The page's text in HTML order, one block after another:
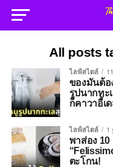
All posts
ไลฟ์สไตล์
ของมันต้อ
รูปนากทะ
ก็คาวาอี้เ
ไลฟ์สไตล์ 1
พาส่อง
ตะโกน!